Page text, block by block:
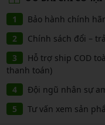
Bảo hành chính
Chính sách đổi –
Hỗ trợ ship COD
thanh toán)
Đội ngũ nhân sự
Tư vấn xem sản